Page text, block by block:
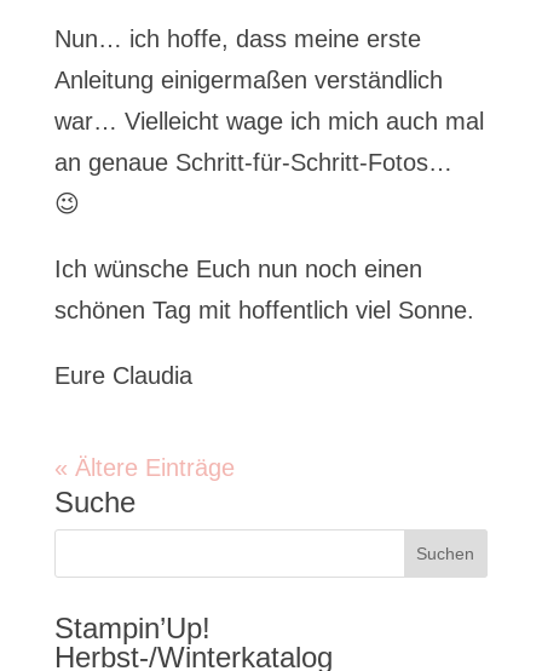
Nun… ich hoffe, dass meine erste
Anleitung einigermaßen verständlich
war… Vielleicht wage ich mich auch mal
an genaue Schritt-für-Schritt-Fotos…
😉
Ich wünsche Euch nun noch einen
schönen Tag mit hoffentlich viel Sonne.
Eure Claudia
« Ältere Einträge
Suche
Stampin’Up!
Herbst-/Winterkatalog